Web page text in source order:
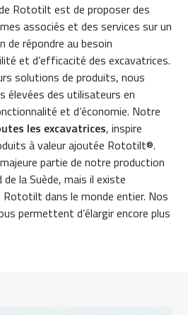
Rototilt est de proposer des
associés et des services sur un
de répondre au besoin
et d’efficacité des excavatrices.
solutions de produits, nous
élevées des utilisateurs en
et d’économie. Notre
les excavatrices, inspire
à valeur ajoutée Rototilt®.
partie de notre production
la Suède, mais il existe
Rototilt dans le monde entier. Nos
permettent d’élargir encore plus